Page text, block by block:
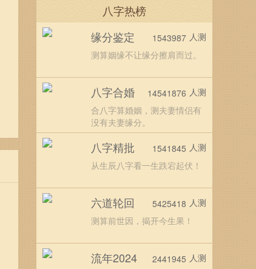
八字热榜
缘分鉴定
测算姻缘不让缘分擦肩而过。
1543987 人测
八字合婚
合八字算婚姻，测夫妻情侣有
没有夫妻缘分。
14541876 人测
八字精批
从生辰八字看一生跌宕起伏！
1541845 人测
六道轮回
测算前世因，揭开今生果！
5425418 人测
流年2024 2441945 人测